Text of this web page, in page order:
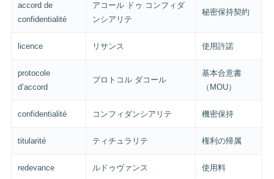
accord de
confidentialité
アコール ドゥ コンフィダ
ンシアリテ
秘密保持契約
licence リサンス 使用許諾
protocole
d’accord
プロトコル ダコール
基本合意書
（MOU）
confidentialité コンフィダンシアリテ 機密保持
titularité ティチュラリテ 権利の帰属
redevance ルドゥヴァンス 使用料